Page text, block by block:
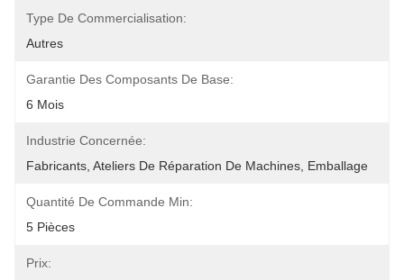
Type De Commercialisation:
Autres
Garantie Des Composants De Base:
6 Mois
Industrie Concernée:
Fabricants, Ateliers De Réparation De Machines, Emballage
Quantité De Commande Min:
5 Pièces
Prix: